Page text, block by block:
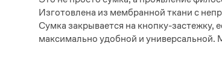
Изготовлена из мембранной ткани с
Сумка закрывается на кнопку-застежку,
максимально удобной и универсальной.